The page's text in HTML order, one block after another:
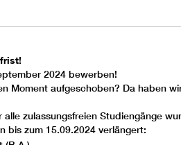
2024 bewerben!
Moment aufgeschoben? Da haben
alle zulassungsfreien Studiengänge
bis zum 15.09.2024 verlängert: